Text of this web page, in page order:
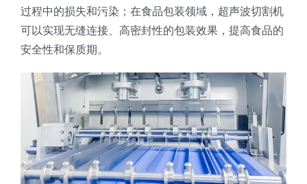
过程中的损失和污染；在食品包装领域，超声波切割机
可以实现无缝连接、高密封性的包装效果，提高食品的
安全性和保质期。